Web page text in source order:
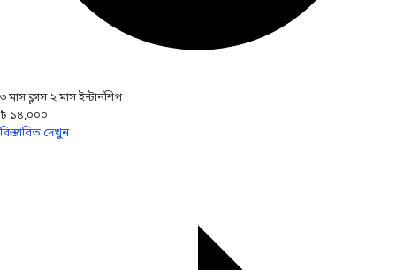
৩ মাস ক্লাস ২ মাস ইন্টার্নশিপ
৳ ১৪,০০০
বিস্তারিত দেখুন